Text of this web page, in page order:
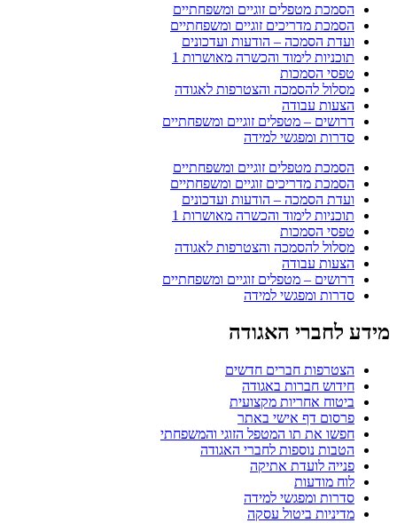
הסמכת מטפלים זוגיים ומשפחתיים
הסמכת מדריכים זוגיים ומשפחתיים
ועדת הסמכה – הודעות ועדכונים
תוכניות לימוד והכשרה מאושרות 1
טפסי הסמכות
מסלול להסמכה והצטרפות לאגודה
הצעות עבודה
דרושים – מטפלים זוגיים ומשפחתיים
סדרות ומפגשי למידה
הסמכת מטפלים זוגיים ומשפחתיים
הסמכת מדריכים זוגיים ומשפחתיים
ועדת הסמכה – הודעות ועדכונים
תוכניות לימוד והכשרה מאושרות 1
טפסי הסמכות
מסלול להסמכה והצטרפות לאגודה
הצעות עבודה
דרושים – מטפלים זוגיים ומשפחתיים
סדרות ומפגשי למידה
מידע לחברי האגודה
הצטרפות חברים חדשים
חידוש חברות באגודה
ביטוח אחריות מקצועית
פרסום דף אישי באתר
חפשו את תו המטפל הזוגי והמשפחתי
הטבות נוספות לחברי האגודה
פנייה לועדת אתיקה
לוח מודעות
סדרות ומפגשי למידה
מדיניות ביטול עסקה